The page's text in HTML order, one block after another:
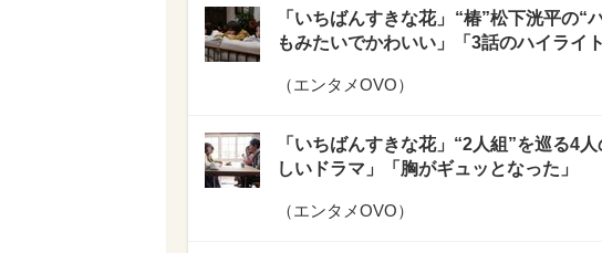
「いちばんすきな花」“椿”松下洸平の
もみたいでかわいい」「3話のハイライト
（エンタメOVO）
「いちばんすきな花」“2人組”を巡る4
しいドラマ」「胸がギュッとなった」
（エンタメOVO）